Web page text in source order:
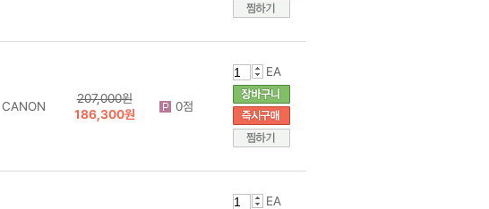
CANON
207,000원
186,300원
0점
EA
EA